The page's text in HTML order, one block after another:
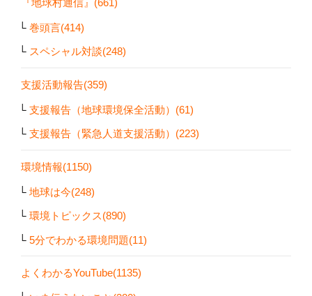
巻頭言(414)
スペシャル対談(248)
支援活動報告(359)
支援報告（地球環境保全活動）(61)
支援報告（緊急人道支援活動）(223)
環境情報(1150)
地球は今(248)
環境トピックス(890)
5分でわかる環境問題(11)
よくわかるYouTube(1135)